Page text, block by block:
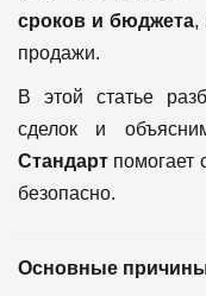
сроков и бюджета,
продажи.
В этой статье
сделок и
Стандарт помогает
безопасно.
Основные